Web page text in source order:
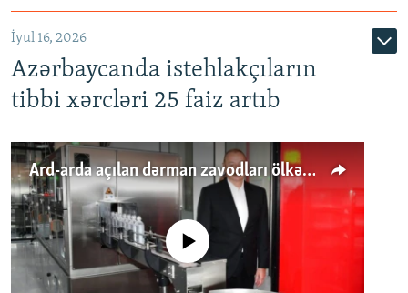
İyul 16, 2026
Azərbaycanda istehlakçıların
tibbi xərcləri 25 faiz artıb
Ard-arda açılan dərman zavodları ölkənin tələbatını ödəyirmi?
No media source currently available